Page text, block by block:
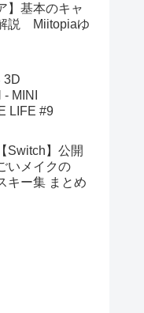
】基本のキャ
説 Miitopiaゆ
3D
MINI
LIFE #9
Switch】公開
いメイクの
キー集 まとめ